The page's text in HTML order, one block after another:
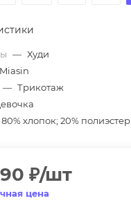
— Худи
Miasin
— Трикотаж
80% хлопок; 20% полиэстер
₽/шт
цена